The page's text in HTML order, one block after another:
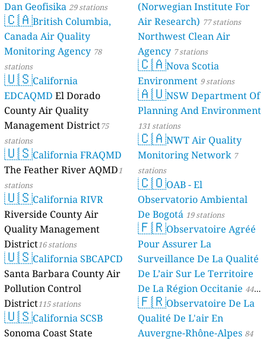
Dan Geofisika 29 stations
🇨🇦British Columbia,
Canada Air Quality
Monitoring Agency 78
stations
🇺🇸California
EDCAQMD El Dorado
County Air Quality
Management District75
stations
🇺🇸California FRAQMD
The Feather River AQMD1
stations
🇺🇸California RIVR
Riverside County Air
Quality Management
District16 stations
🇺🇸California SBCAPCD
Santa Barbara County Air
Pollution Control
District115 stations
🇺🇸California SCSB
Sonoma Coast State
(Norwegian Institute For
Air Research) 77 stations
Northwest Clean Air
Agency 7 stations
🇨🇦Nova Scotia
Environment 9 stations
🇦🇺NSW Department Of
Planning And Environment
131 stations
🇨🇦NWT Air Quality
Monitoring Network 7
stations
🇨🇴OAB - El
Observatorio Ambiental
De Bogotá 19 stations
🇫🇷Observatoire Agréé
Pour Assurer La
Surveillance De La Qualité
De L’air Sur Le Territoire
De La Région Occitanie 44
stations
🇫🇷Observatoire De La
Qualité De L'air En
Auvergne-Rhône-Alpes 84